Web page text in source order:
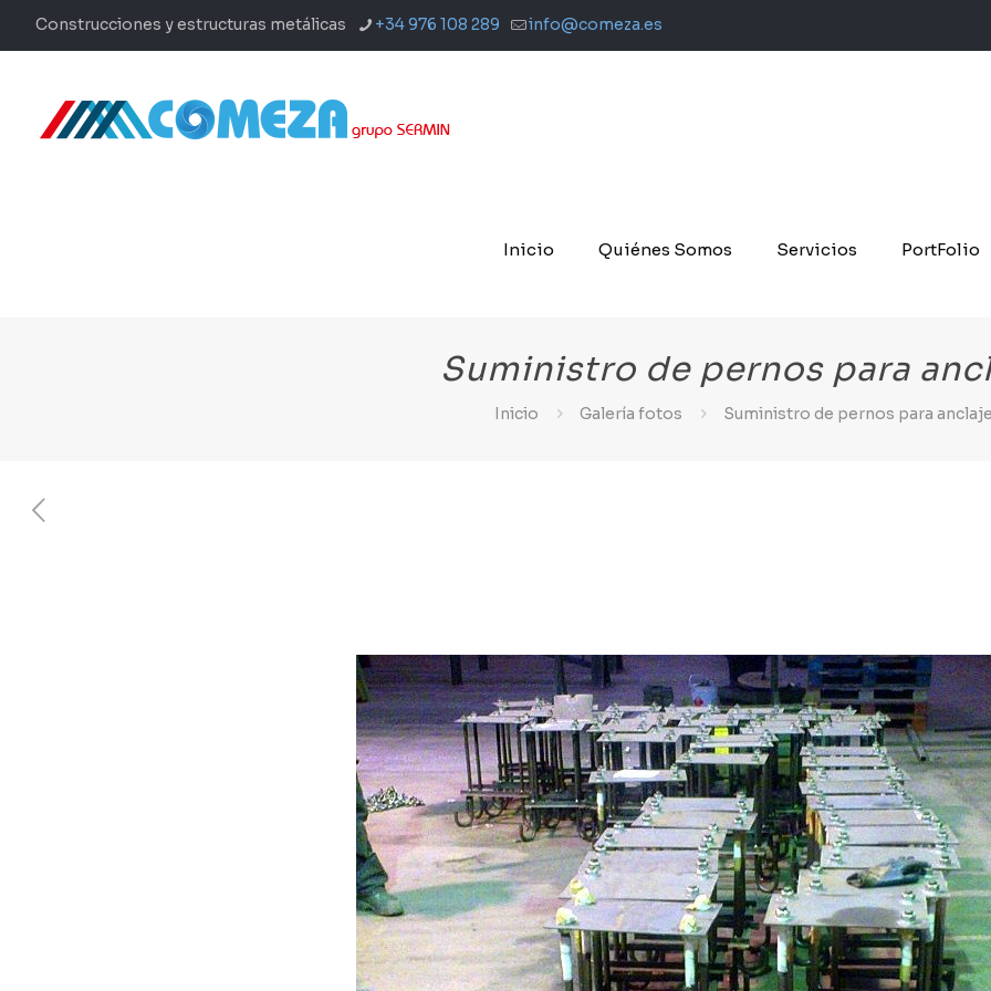
Construcciones y estructuras metálicas +34 976 108 289 info@comeza.es
Inicio Quiénes Somos Servicios PortFolio
Suministro de pernos para
Inicio Galería fotos Suministro de pernos para